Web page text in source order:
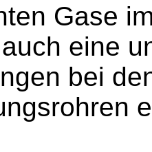
Gase
eine
bei